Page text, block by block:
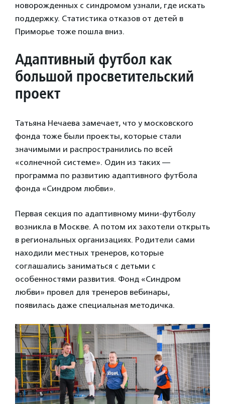
новорожденных с синдромом узнали, где искать
поддержку. Статистика отказов от детей в
Приморье тоже пошла вниз.
Адаптивный футбол как
большой просветительский
проект
Татьяна Нечаева замечает, что у московского
фонда тоже были проекты, которые стали
значимыми и распространились по всей
«солнечной системе». Один из таких —
программа по развитию адаптивного футбола
фонда «Синдром любви».
Первая секция по адаптивному мини-футболу
возникла в Москве. А потом их захотели открыть
в региональных организациях. Родители сами
находили местных тренеров, которые
соглашались заниматься с детьми с
особенностями развития. Фонд «Синдром
любви» провел для тренеров вебинары,
появилась даже специальная методичка.